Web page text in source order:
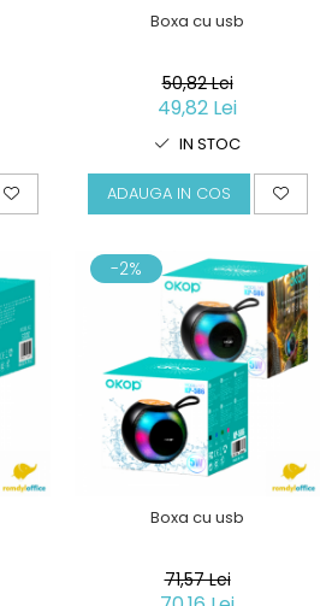
Boxa cu usb
50,82 Lei
49,82 Lei
IN STOC
ADAUGA IN COS
-2%
Boxa cu usb
71,57 Lei